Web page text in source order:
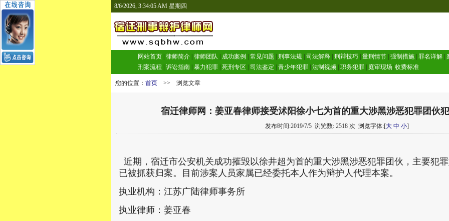
8/6/2026, 3:34:06 AM 星期四
网站首页 律师简介 律师团队 成功案例 常见问题 刑事法规 司法解释 刑辩技巧 量刑情节 强制措施 罪名详解
刑案流程
诉讼指南 暴力犯罪 死刑专区 司法鉴定 青少年犯罪 法制视频 职务犯罪| 庭审现场| 收费标准
您的位置： 首页 >> 浏览文章
宿迁律师网：姜亚春律师接受沭阳徐小七为首的重大涉黑涉恶犯罪团伙
发布时间:2019/7/5 浏览数: 2518 次 浏览字体:[大 中 小]
近期，宿迁市公安机关成功摧毁以徐井超为首的重大涉黑涉恶犯罪团伙，主要犯
已被抓获归案。目前涉案人员家属已经委托本人作为辩护人代理本案。
执业机构：江苏广陆律师事务所
执业律师：姜亚春